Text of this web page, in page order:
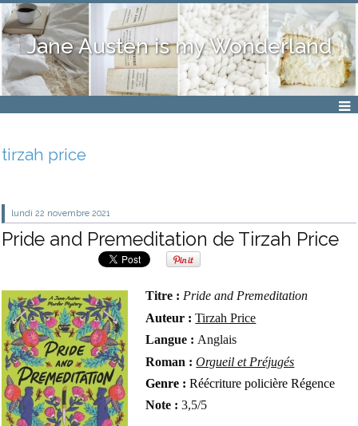
Jane Austen is my Wonderland
tirzah price
lundi 22 novembre 2021
Pride and Premeditation de Tirzah Price
Titre : Pride and Premeditation
Auteur :Tirzah Price
Langue : Anglais
Roman :Orgueil et Préjugés
Genre : Réécriture policière Régence
Note : 3,5/5